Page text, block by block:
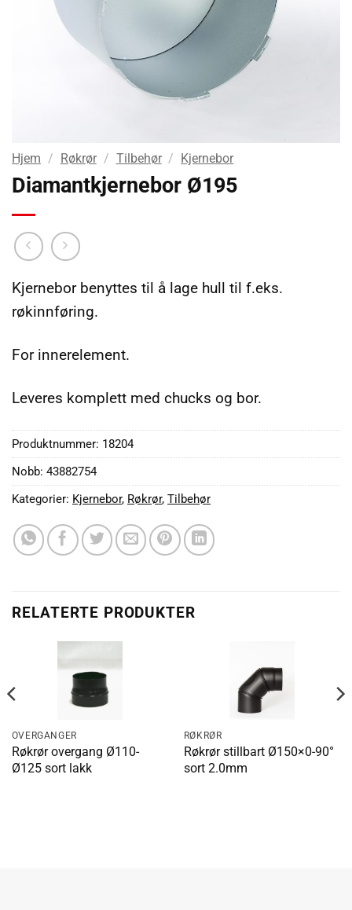
Hjem / Røkrør / Tilbehør / Kjernebor
Diamantkjernebor Ø195
Kjernebor benyttes til å lage hull til f.eks.
røkinnføring.
For innerelement.
Leveres komplett med chucks og bor.
Produktnummer: 18204
Nobb: 43882754
Kategorier: Kjernebor, Røkrør, Tilbehør
RELATERTE PRODUKTER
OVERGANGER
Røkrør overgang Ø110-
Ø125 sort lakk
RØKRØR
Røkrør stillbart Ø150×0-90°
sort 2.0mm